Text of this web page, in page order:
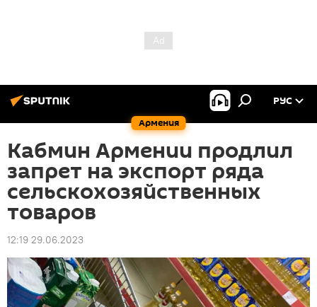
Армения
РУС
Кабмин Армении продлил
запрет на экспорт ряда
сельскохозяйственных
товаров
12:19 29.06.2023